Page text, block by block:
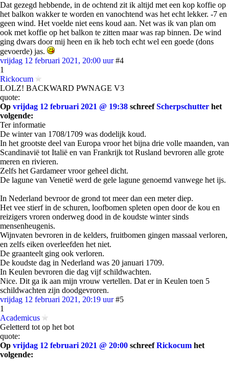
Dat gezegd hebbende, in de ochtend zit ik altijd met een kop koffie op
het balkon wakker te worden en vanochtend was het echt lekker. -7 en
geen wind. Het voelde niet eens koud aan. Net was ik van plan om
ook met koffie op het balkon te zitten maar was rap binnen. De wind
ging dwars door mij heen en ik heb toch echt wel een goede (dons
gevoerde) jas.
vrijdag 12 februari 2021, 20:00 uur #4
1
Rickocum
LOLZ! BACKWARD PWNAGE V3
quote:
Op vrijdag 12 februari 2021 @ 19:38 schreefScherpschutter het
volgende:
Ter informatie
De winter van 1708/1709 was dodelijk koud.
In het grootste deel van Europa vroor het bijna drie volle maanden, van
Scandinavië tot Italië en van Frankrijk tot Rusland bevroren alle grote
meren en rivieren.
Zelfs het Gardameer vroor geheel dicht.
De lagune van Venetië werd de gele lagune genoemd vanwege het ijs.
In Nederland bevroor de grond tot meer dan een meter diep.
Het vee stierf in de schuren, loofbomen spleten open door de kou en
reizigers vroren onderweg dood in de koudste winter sinds
mensenheugenis.
Wijnvaten bevroren in de kelders, fruitbomen gingen massaal verloren,
en zelfs eiken overleefden het niet.
De graanteelt ging ook verloren.
De koudste dag in Nederland was 20 januari 1709.
In Keulen bevroren die dag vijf schildwachten.
Nice. Dit ga ik aan mijn vrouw vertellen. Dat er in Keulen toen 5
schildwachten zijn doodgevroren.
vrijdag 12 februari 2021, 20:19 uur #5
1
Academicus
Geletterd tot op het bot
quote:
Op vrijdag 12 februari 2021 @ 20:00 schreefRickocum het
volgende: